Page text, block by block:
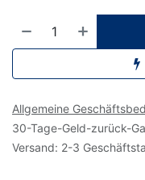
Allgemeine
30-Tage-Geld-zurück-
Versand: 2-3